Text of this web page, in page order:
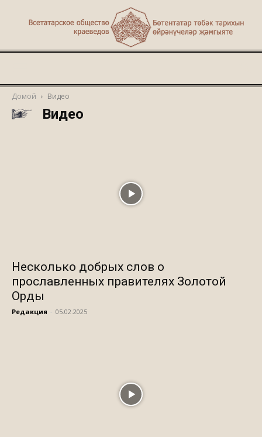
Домой Видео
Видео
Несколько добрых слов о
прославленных правителях Золотой
Орды
Редакция 05.02.2025